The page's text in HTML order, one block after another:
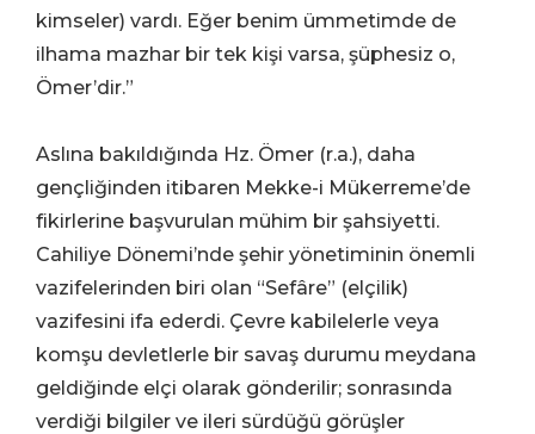
kimseler) vardı. Eğer benim ümmetimde de
ilhama mazhar bir tek kişi varsa, şüphesiz o,
Ömer’dir.”
Aslına bakıldığında Hz. Ömer (r.a.), daha
gençliğinden itibaren Mekke-i Mükerreme’de
fikirlerine başvurulan mühim bir şahsiyetti.
Cahiliye Dönemi’nde şehir yönetiminin önemli
vazifelerinden biri olan “Sefâre” (elçilik)
vazifesini ifa ederdi. Çevre kabilelerle veya
komşu devletlerle bir savaş durumu meydana
geldiğinde elçi olarak gönderilir; sonrasında
verdiği bilgiler ve ileri sürdüğü görüşler